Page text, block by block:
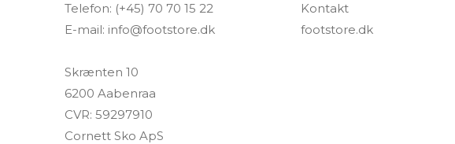
Telefon: (+45) 70 70 15 22
E-mail: info@footstore.dk
Skrænten 10
6200 Aabenraa
CVR: 59297910
Cornett Sko ApS
Kontakt
footstore.dk